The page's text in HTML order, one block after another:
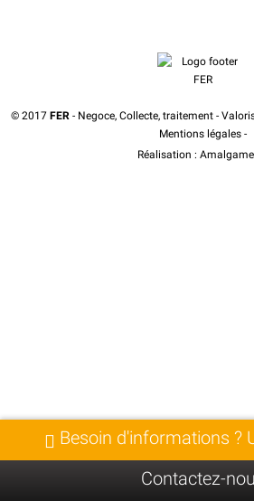
© 2017 FER - Negoce, Collecte, traitement -
Mentions légales-
Réalisation : Amalgame
Besoin d'informations ?
Contactez-